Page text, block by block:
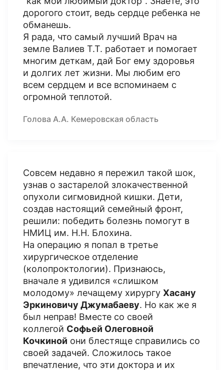
дорогого стоит, ведь сердце ребенка не
обманешь.
Я рада, что самый лучший Врач на
земле Валиев Т.Т. работает и помогает
многим деткам, дай Бог ему здоровья
и долгих лет жизни. Мы любим его
всем сердцем и все вспоминаем с
огромной теплотой.
Голова А.А. Кемеровская область
Совсем недавно я пережил такой шок,
узнав о застарелой злокачественной
опухоли сигмовидной кишки. Дети,
создав настоящий семейный фронт,
решили: победить болезнь помогут в
НМИЦ им. Н.Н. Блохина.
На операцию я попал в третье
хирургическое отделение
(колопроктологии). Признаюсь,
вначале я удивился «слишком
молодому» лечащему хирургу Хасану
Эркиновичу Джумабаеву. Но как же я
был неправ! Вместе со своей
коллегой Софьей Олеговной
Кочкиной они блестяще справились со
своей задачей. Сложилось такое
впечатление, что эти доктора и их